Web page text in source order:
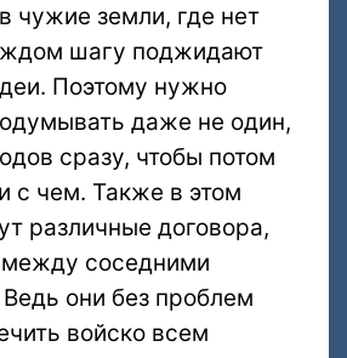
чужие земли, где нет
шагу поджидают
Поэтому нужно
даже не один,
сразу, чтобы потом
с чем. Также в этом
различные договора,
соседними
они без проблем
войско всем